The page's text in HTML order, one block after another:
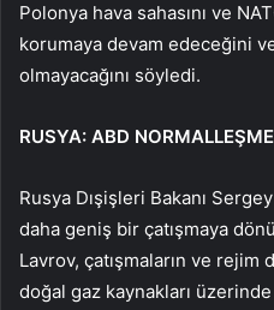
Polonya hava sahasını ve
korumaya devam edeceğini
olmayacağını söyledi.
RUSYA: ABD
Rusya Dışişleri Bakanı
daha geniş bir çatışmaya
Lavrov, çatışmaların ve
doğal gaz kaynakları